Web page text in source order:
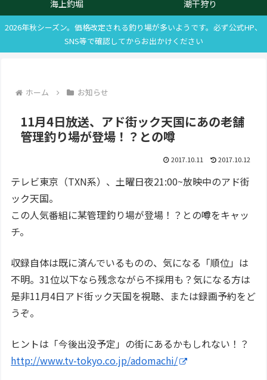
海上釣堀
潮干狩り
2026年秋シーズン。価格改定される釣り場が多いようです。必ず公式HP、
SNS等で確認してからお出かけください
ホーム お知らせ
11月4日放送、アド街ック天国にあの老舗
管理釣り場が登場！？との噂
2017.10.11 2017.10.12
テレビ東京（TXN系）、土曜日夜21:00~放映中のアド街
ック天国。
この人気番組に某管理釣り場が登場！？との噂をキャッ
チ。
収録自体は既に済んでいるものの、気になる「順位」は
不明。31位以下なら残念ながら不採用も？気になる方は
是非11月4日アド街ック天国を視聴、または録画予約をど
うぞ。
ヒントは「今後出没予定」の街にあるかもしれない！？
http://www.tv-tokyo.co.jp/adomachi/